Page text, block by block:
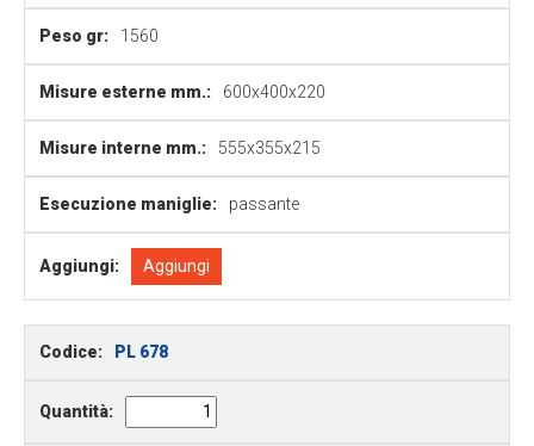
Peso gr: 1560
Misure esterne mm.: 600x400x220
Misure interne mm.: 555x355x215
Esecuzione maniglie: passante
Aggiungi: Aggiungi
Codice: PL 678
Quantità: